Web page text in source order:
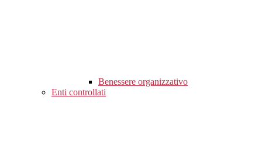
Benessere organizzativo
Enti controllati